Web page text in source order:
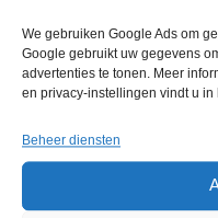
We gebruiken Google Ads om
Google gebruikt uw gegevens
advertenties te tonen. Meer
en privacy-instellingen vindt u in
Beheer diensten
Applikon/BioWave Bioreactor
systeem
€4.500,00 excl. btw